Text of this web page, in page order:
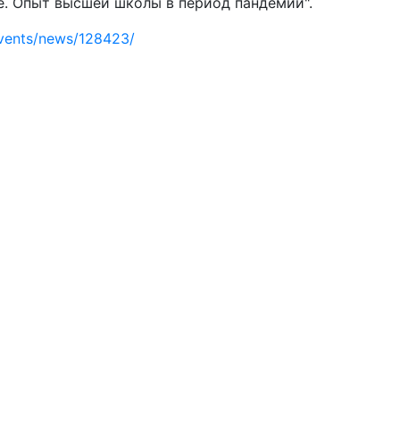
news/128423/